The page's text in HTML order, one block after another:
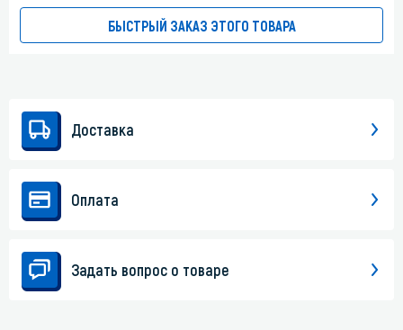
БЫСТРЫЙ ЗАКАЗ ЭТОГО ТОВАРА
Доставка
Оплата
Задать вопрос о товаре